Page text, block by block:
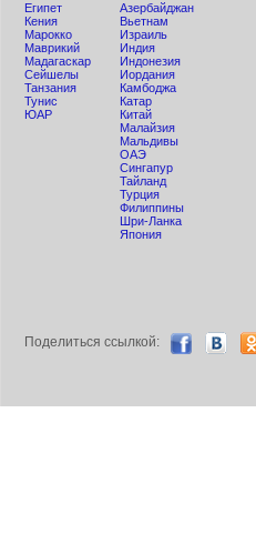
Египет
Кения
Мaрокко
Маврикий
Мадагаскар
Сейшелы
Танзания
Тунис
ЮАР
Азербайджан
Вьетнам
Израиль
Индия
Индонезия
Иордания
Камбоджа
Катар
Китай
Малайзия
Мальдивы
ОАЭ
Сингапур
Тайланд
Турция
Филиппины
Шри-Ланка
Япония
Поделиться ccылкой: